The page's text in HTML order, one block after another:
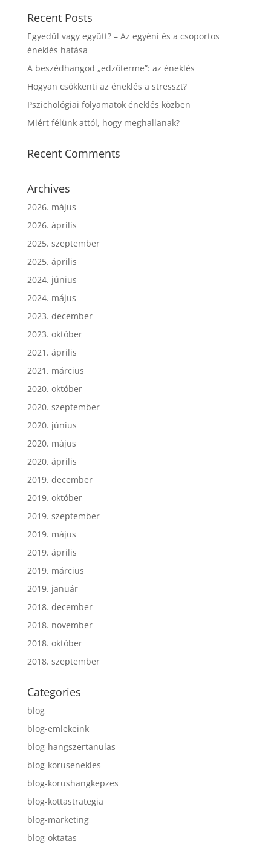
Recent Posts
Egyedül vagy együtt? – Az egyéni és a csoportos
éneklés hatása
A beszédhangod „edzőterme”: az éneklés
Hogyan csökkenti az éneklés a stresszt?
Pszichológiai folyamatok éneklés közben
Miért félünk attól, hogy meghallanak?
Recent Comments
Archives
2026. május
2026. április
2025. szeptember
2025. április
2024. június
2024. május
2023. december
2023. október
2021. április
2021. március
2020. október
2020. szeptember
2020. június
2020. május
2020. április
2019. december
2019. október
2019. szeptember
2019. május
2019. április
2019. március
2019. január
2018. december
2018. november
2018. október
2018. szeptember
Categories
blog
blog-emlekeink
blog-hangszertanulas
blog-korusenekles
blog-korushangkepzes
blog-kottastrategia
blog-marketing
blog-oktatas